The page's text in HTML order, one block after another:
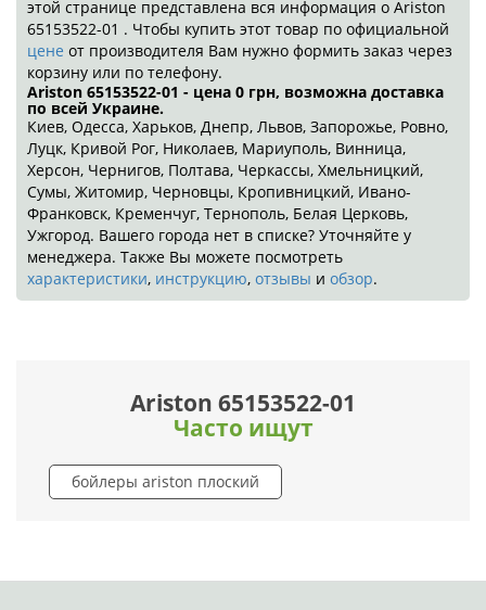
этой странице представлена вся информация о Ariston
65153522-01 . Чтобы купить этот товар по официальной
цене от производителя Вам нужно формить заказ через
корзину или по телефону.
Ariston 65153522-01 - цена 0 грн, возможна доставка
по всей Украине.
Киев, Одесса, Харьков, Днепр, Львов, Запорожье, Ровно,
Луцк, Кривой Рог, Николаев, Мариуполь, Винница,
Херсон, Чернигов, Полтава, Черкассы, Хмельницкий,
Сумы, Житомир, Черновцы, Кропивницкий, Ивано-
Франковск, Кременчуг, Тернополь, Белая Церковь,
Ужгород. Вашего города нет в списке? Уточняйте у
менеджера. Также Вы можете посмотреть
характеристики, инструкцию, отзывы и обзор.
Ariston 65153522-01
Часто ищут
бойлеры ariston плоский